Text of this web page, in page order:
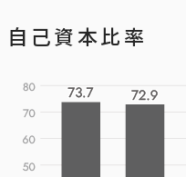
自己資本比率